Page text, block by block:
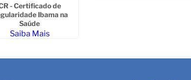
- Certificado de
Ibama na
Saúde
Saiba Mais